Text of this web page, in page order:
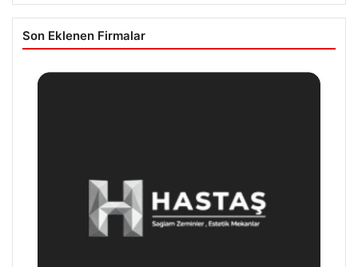
Son Eklenen Firmalar